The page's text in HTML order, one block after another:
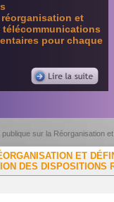
et
pour chaque
publique sur la Réorganisation
ET
DES DISPOSITIONS